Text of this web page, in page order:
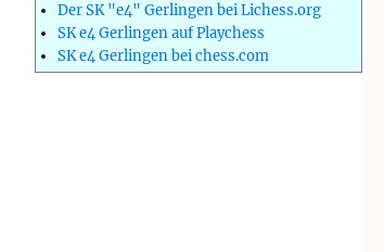
Der SK "e4" Gerlingen bei Lichess.org
SK e4 Gerlingen auf Playchess
SK e4 Gerlingen bei chess.com